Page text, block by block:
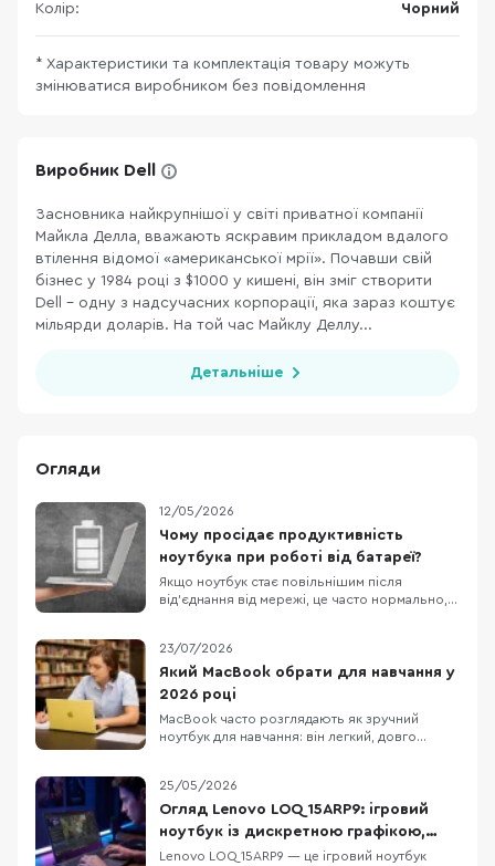
Колір: Чорний
* Характеристики та комплектація товару можуть
змінюватися виробником без повідомлення
Виробник Dell
Засновника найкрупнішої у світі приватної компанії
Майкла Делла, вважають яскравим прикладом вдалого
втілення відомої «американської мрії». Почавши свій
бізнес у 1984 році з $1000 у кишені, він зміг створити
Dell – одну з надсучасних корпорації, яка зараз коштує
мільярди доларів. На той час Майклу Деллу...
Детальніше
Огляди
12/05/2026
Чому просідає продуктивність
ноутбука при роботі від батареї?
Якщо ноутбук стає повільнішим після
від’єднання від мережі, це часто нормально, а
від мережі й від батареї, а виробники
ноутбуків нерідко додають власні профілі, які
спеціально зменшують енергоспоживання
23/07/2026
Який MacBook обрати для навчання у
2026 році
MacBook часто розглядають як зручний
ноутбук для навчання: він легкий, довго
логотип на кришці, а те, чи запускає він усі
потрібні програми і чи вистачить його
ресурсів на кілька років. Для презентацій,
рефератів,
25/05/2026
Огляд Lenovo LOQ 15ARP9: ігровий
ноутбук із дискретною графікою,
DDR5 та екраном 144 Гц
Lenovo LOQ 15ARP9 — це ігровий ноутбук